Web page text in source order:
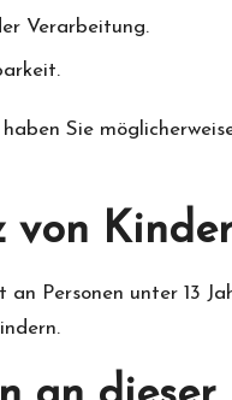
Verarbeitung.
Sie
von
Personen unter 13